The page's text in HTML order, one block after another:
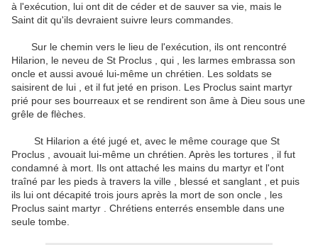
à l'exécution, lui ont dit de céder et de sauver sa vie, mais le
Saint dit qu'ils devraient suivre leurs commandes.
Sur le chemin vers le lieu de l'exécution, ils ont rencontré
Hilarion, le neveu de St Proclus , qui , les larmes embrassa son
oncle et aussi avoué lui-même un chrétien.
Les soldats se
saisirent de lui , et il fut jeté en prison.
Les Proclus saint martyr
prié pour ses bourreaux et se rendirent son âme à Dieu sous une
grêle de flèches.
St Hilarion a été jugé et, avec le même courage que St
Proclus , avouait lui-même un chrétien. Après les tortures , il fut
condamné à mort. Ils ont attaché les mains du martyr et l'ont
traîné par les pieds à travers la ville , blessé et sanglant , et puis
ils lui ont décapité trois jours après la mort de son oncle , les
Proclus saint martyr .
Chrétiens enterrés ensemble dans une
seule tombe.